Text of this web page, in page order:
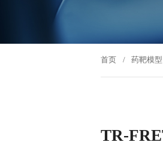
首页 / 药靶模型
TR-